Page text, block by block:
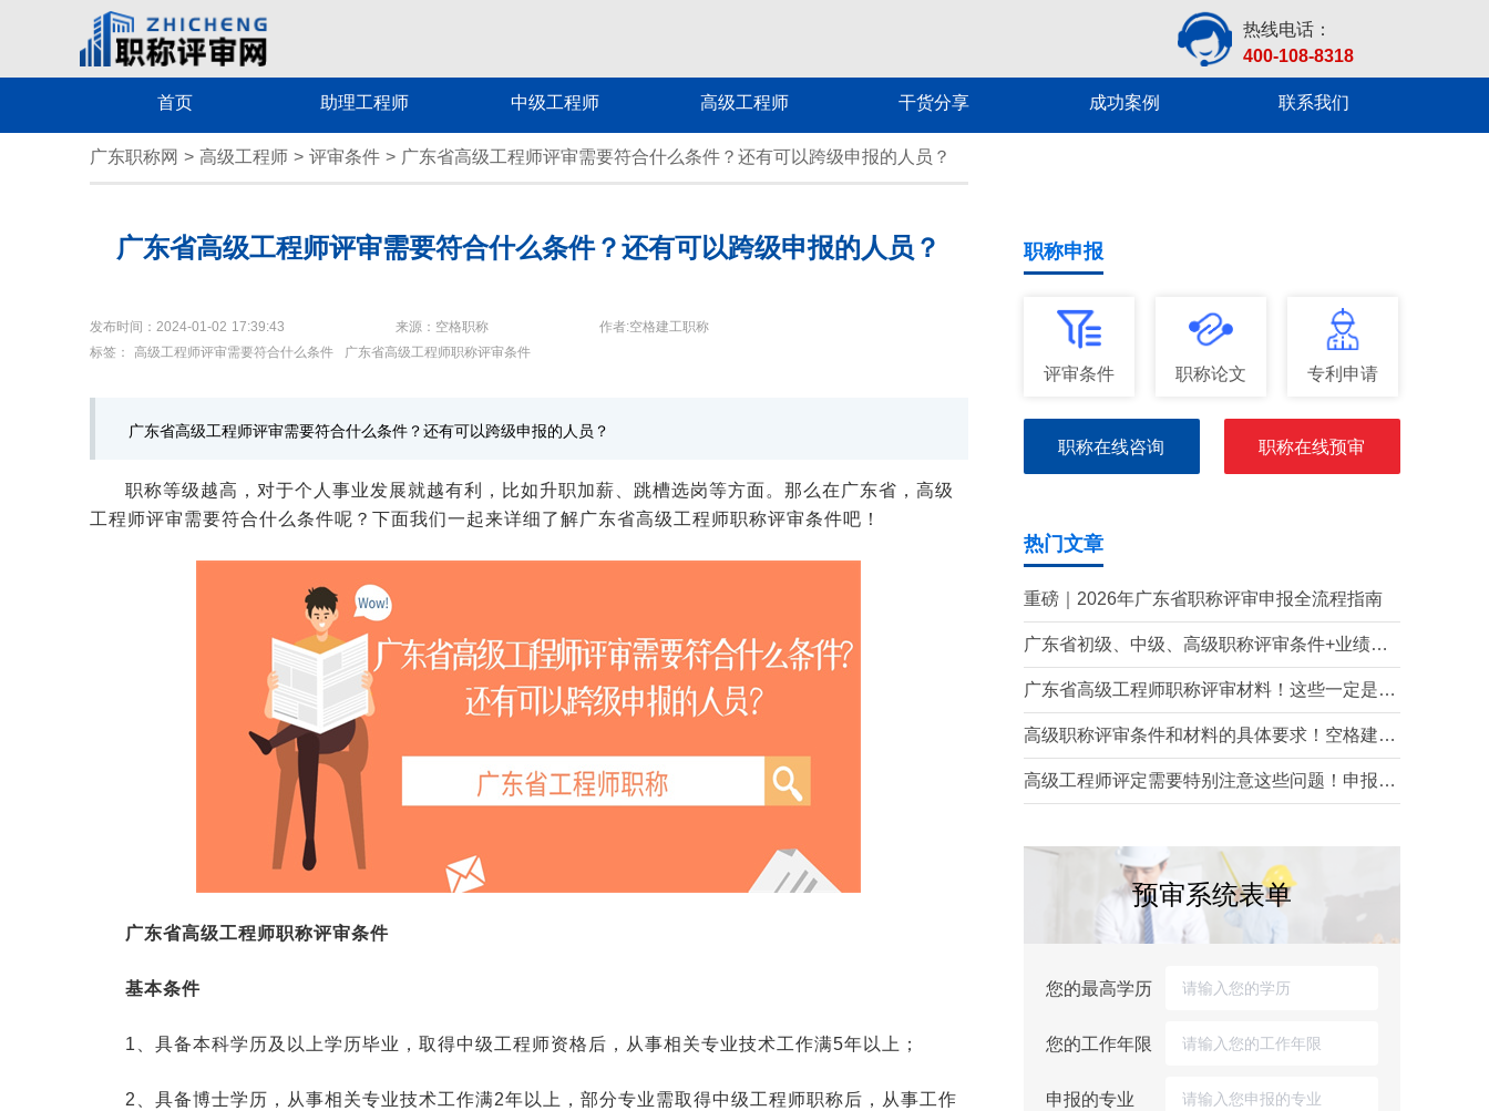
热线电话：
400-108-8318
首页 助理工程师 中级工程师 高级工程师 干货分享 成功案例 联系我们
广东职称网 > 高级工程师 > 评审条件 > 广东省高级工程师评审需要符合什么条件？还有可以跨级申报的人员？
广东省高级工程师评审需要符合什么条件？还有可以跨级申报的人员？
发布时间：2024-01-02 17:39:43 来源：空格职称
作者:空格建工职称
标签： 高级工程师评审需要符合什么条件 广东省高级工程师职称评审条件
广东省高级工程师评审需要符合什么条件？还有可以跨级申报的人员？
职称等级越高，对于个人事业发展就越有利，比如升职加薪、跳槽选岗等方面。那么在广东省，高级
工程师评审需要符合什么条件呢？下面我们一起来详细了解广东省高级工程师职称评审条件吧！
广东省高级工程师职称评审条件
基本条件
1、具备本科学历及以上学历毕业，取得中级工程师资格后，从事相关专业技术工作满5年以上；
2、具备博士学历，从事相关专业技术工作满2年以上，部分专业需取得中级工程师职称后，从事工作
职称申报
评审条件 职称论文 专利申请
职称在线咨询 职称在线预审
热门文章
重磅｜2026年广东省职称评审申报全流程指南
广东省初级、中级、高级职称评审条件+业绩材
料梳理!
广东省高级工程师职称评审材料！这些一定是要
提前准备的！
高级职称评审条件和材料的具体要求！空格建工
职称给你讲解！
高级工程师评定需要特别注意这些问题！申报职
称必看！
预审系统表单
您的最高学历
您的工作年限
申报的专业